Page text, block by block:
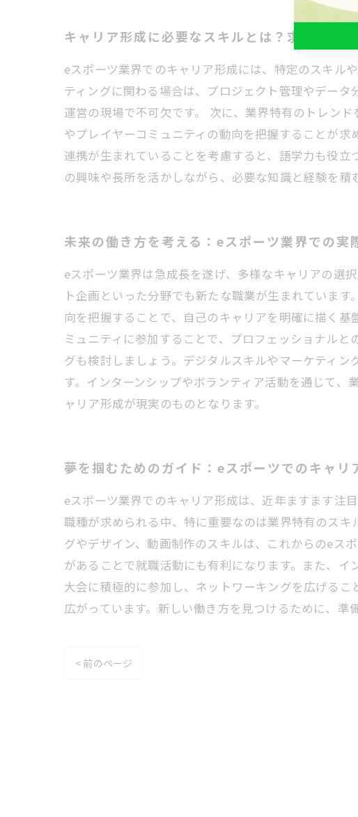
キャリア形成に必要なスキルとは？求められる
eスポーツ業界でのキャリア形成には、特定のスキル
ティングに関わる場合は、プロジェクト管理やデー
運営の現場で不可欠です。 次に、業界特有のトレン
やプレイヤーコミュニティの動向を把握することが
連携が生まれていることを考慮すると、語学力も役
の興味や長所を活かしながら、必要な知識と経験を積
未来の働き方を考える：eスポーツ業界での実
eスポーツ業界は急成長を遂げ、多様なキャリアの選
ト企画といった分野でも新たな職業が生まれていま
向を把握することで、自己のキャリアを明確に描く
ミュニティに参加することで、プロフェッショナル
グも検討しましょう。デジタルスキルやマーケティ
す。インターンシップやボランティア活動を通じて
ャリア形成が現実のものとなります。
夢を掴むためのガイド：eスポーツでのキャリ
eスポーツ業界でのキャリア形成は、近年ますます注
職種が求められる中、特に重要なのは業界特有のス
グやデザイン、動画制作のスキルは、これからのeス
があることで就職活動にも有利になります。また、
大会に積極的に参加し、ネットワーキングを広げる
広がっています。新しい働き方を見つけるために、準
< 前のページ